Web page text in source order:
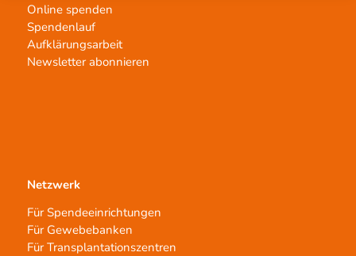
Online spenden
Spendenlauf
Aufklärungsarbeit
Newsletter abonnieren
Netzwerk
Für Spendeeinrichtungen
Für Gewebebanken
Für Transplantationszentren